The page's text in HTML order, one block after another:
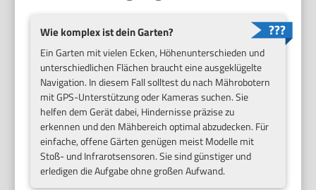
Wie komplex ist dein Garten?
Ein Garten mit vielen Ecken, Höhenunterschieden und
unterschiedlichen Flächen braucht eine ausgeklügelte
Navigation. In diesem Fall solltest du nach Mährobotern
mit GPS-Unterstützung oder Kameras suchen. Sie
helfen dem Gerät dabei, Hindernisse präzise zu
erkennen und den Mähbereich optimal abzudecken. Für
einfache, offene Gärten genügen meist Modelle mit
Stoß- und Infrarotsensoren. Sie sind günstiger und
erledigen die Aufgabe ohne großen Aufwand.